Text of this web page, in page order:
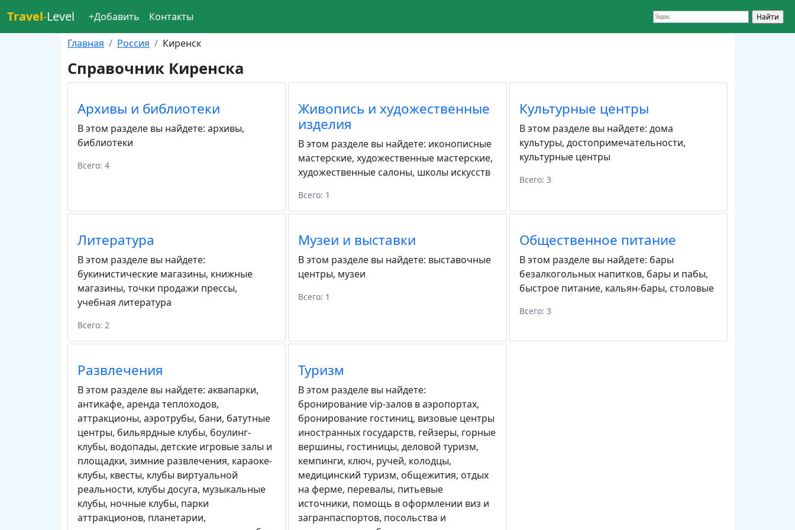
Travel-Level +Добавить Контакты
Главная Россия Киренск
Справочник Киренска
Архивы и библиотеки
В этом разделе вы найдете: архивы,
библиотеки
Всего: 4
Живопись и художественные
изделия
В этом разделе вы найдете: иконописные
мастерские,художественные мастерские,
художественные салоны, школы искусств
Всего: 1
Культурные центры
В этом разделе вы найдете: дома
культуры, достопримечательности,
культурные центры
Всего: 3
Литература
В этом разделе вы найдете:
букинистические магазины, книжные
магазины, точки продажи прессы,
учебная литература
Всего: 2
Музеи и выставки
В этом разделе вы найдете: выставочные
центры, музеи
Всего: 1
Общественное питание
В этом разделе вы найдете: бары
безалкогольных напитков, бары и пабы,
быстрое питание, кальян-бары, столовые
Всего: 3
Развлечения
В этом разделе вы найдете: аквапарки,
антикафе, аренда теплоходов,
аттракционы, аэротрубы, бани, батутные
центры, бильярдные клубы, боулинг-
клубы, водопады, детские игровые залы и
площадки, зимние развлечения, караоке-
клубы, квесты, клубы виртуальной
реальности, клубы досуга, музыкальные
клубы, ночные клубы, парки
аттракционов, планетарии,
Туризм
В этом разделе вы найдете:
бронирование vip-залов в аэропортах,
бронирование гостиниц, визовые центры
иностранных государств, гейзеры, горные
вершины, гостиницы,деловой туризм,
кемпинги, ключ, ручей, колодцы,
медицинский туризм, общежития, отдых
на ферме, перевалы, питьевые
источники, помощь в оформлении виз и
загранпаспортов, посольства и